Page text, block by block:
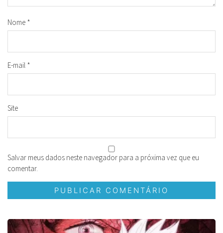
Nome *
E-mail *
Site
Salvar meus dados neste navegador para a próxima vez que eu
comentar.